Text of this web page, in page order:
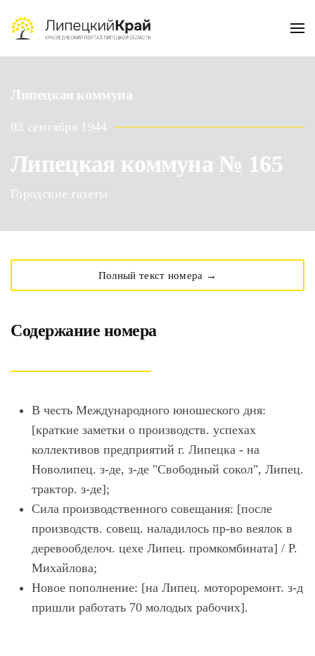
Skip to main content
Липецкая коммуна
03 сентября 1944
Липецкая коммуна № 165
Городские газеты
Полный текст номера →
Содержание номера
В честь Международного юношеского дня:
[краткие заметки о производств. успехах
коллективов предприятий г. Липецка - на
Новолипец. з-де, з-де "Свободный сокол", Липец.
трактор. з-де];
Сила производственного совещания: [после
производств. совещ. наладилось пр-во веялок в
деревообделоч. цехе Липец. промкомбината] / Р.
Михайлова;
Новое пополнение: [на Липец. мотороремонт. з-д
пришли работать 70 молодых рабочих].